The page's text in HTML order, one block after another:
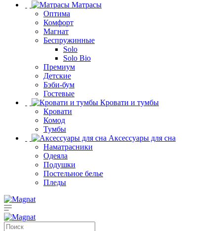
Матрасы
Оптима
Комфорт
Магнат
Беспружинные
Solo
Solo Bio
Премиум
Детские
Бэби-бум
Гостевые
Кровати и тумбы
Кровати
Комод
Тумбы
Аксессуары для сна
Наматрасники
Одеяла
Подушки
Постельное белье
Пледы